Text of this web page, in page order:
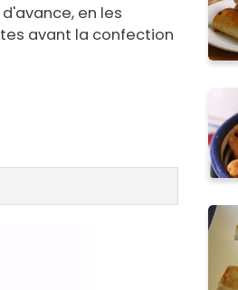
en les
avant la confection